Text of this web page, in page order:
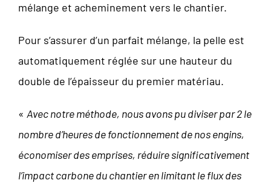
mélange et acheminement vers le chantier.
Pour s’assurer d’un parfait mélange, la pelle est
automatiquement réglée sur une hauteur du
double de l’épaisseur du premier matériau.
« Avec notre méthode, nous avons pu diviser par 2 le
nombre d’heures de fonctionnement de nos engins,
économiser des emprises, réduire significativement
l’impact carbone du chantier en limitant le flux des